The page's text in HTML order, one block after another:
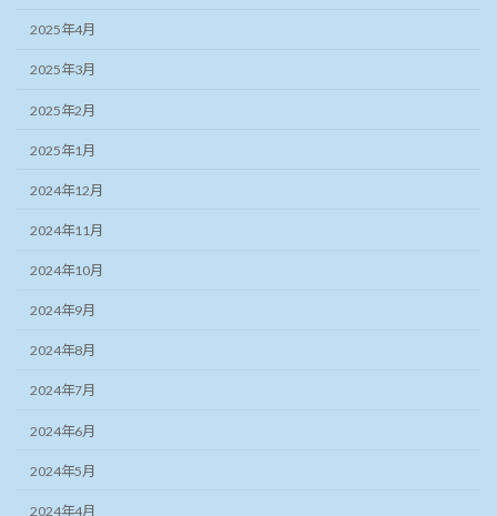
2025年4月
2025年3月
2025年2月
2025年1月
2024年12月
2024年11月
2024年10月
2024年9月
2024年8月
2024年7月
2024年6月
2024年5月
2024年4月